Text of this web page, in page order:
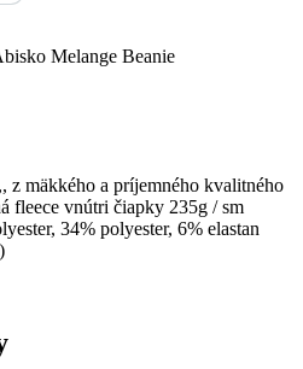
Melange Beanie
z mäkkého a príjemného kvalitného
fleece vnútri čiapky 235g / sm
34% polyester, 6% elastan